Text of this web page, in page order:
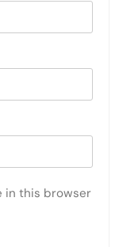
in this browser